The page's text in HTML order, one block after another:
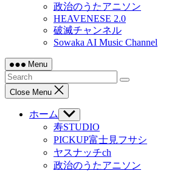
政治のうたアニソン
HEAVENESE 2.0
破滅チャンネル
Sowaka AI Music Channel
Menu
Close Menu
ホーム
Show
sub
menu
寿STUDIO
PICKUP富士見フサシ
ヤスナッチch
政治のうたアニソン